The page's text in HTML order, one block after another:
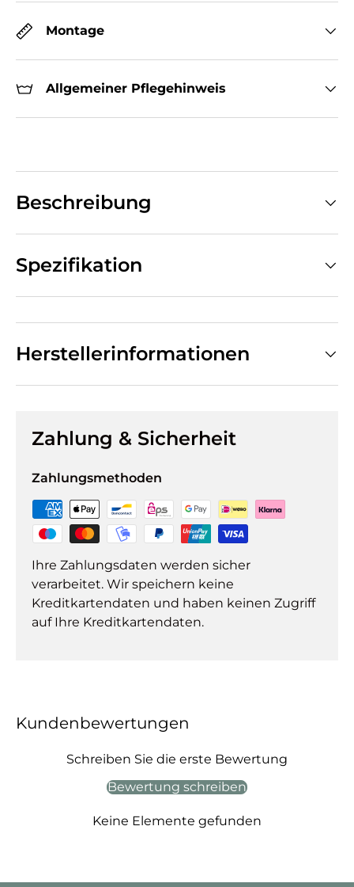
Montage
Allgemeiner Pflegehinweis
Beschreibung
Spezifikation
Herstellerinformationen
Zahlung & Sicherheit
Zahlungsmethoden
Ihre Zahlungsdaten werden sicher
verarbeitet. Wir speichern keine
Kreditkartendaten und haben keinen Zugriff
auf Ihre Kreditkartendaten.
Kundenbewertungen
Schreiben Sie die erste Bewertung
Bewertung schreiben
Keine Elemente gefunden